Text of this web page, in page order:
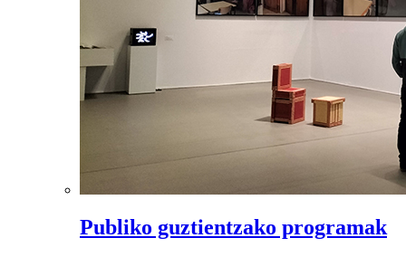
Publiko guztientzako programak